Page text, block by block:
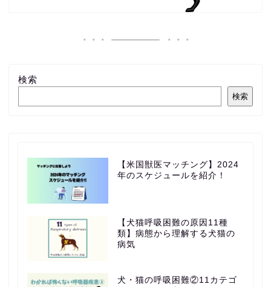
検索
検索
【米国獣医マッチング】2024
年のスケジュールを紹介！
【犬猫呼吸困難の原因11種
類】病態から理解する犬猫の
病気
犬・猫の呼吸困難②11カテゴ